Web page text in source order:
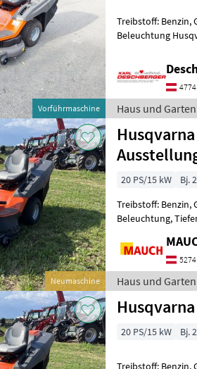
Vorführmaschine
Treibstoff: Benzin,
Beleuchtung
Haus und
Neumaschine
Husqvarna
20 PS/15 kW Bj.
Treibstoff: Benzin,
Beleuchtung,
Haus und
Husqvarna
20 PS/15 kW Bj.
Treibstoff: Benzin,